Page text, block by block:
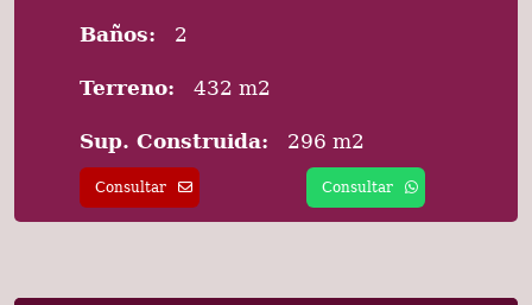
Baños: 2
Terreno: 432 m2
Sup. Construida: 296 m2
Consultar Consultar